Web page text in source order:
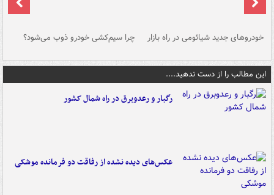
خودروهای جدید شیائومی در راه بازار چرا سیم‌کشی خودرو ذوب می‌شود؟
این مطالب را از دست ندهید....
رگبار و رعدوبرق در راه شمال کشور
عکس‌های دیده نشده از رفاقت دو فرمانده‌ موشکی